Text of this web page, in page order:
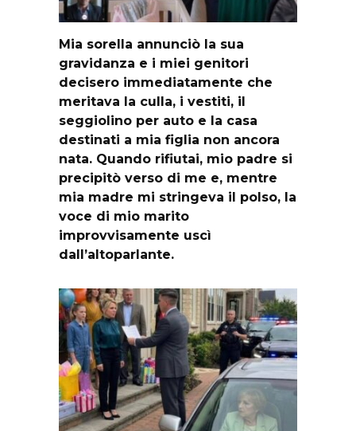
Mia sorella annunciò la sua
gravidanza e i miei genitori
decisero immediatamente che
meritava la culla, i vestiti, il
seggiolino per auto e la casa
destinati a mia figlia non ancora
nata. Quando rifiutai, mio padre si
precipitò verso di me e, mentre
mia madre mi stringeva il polso, la
voce di mio marito
improvvisamente uscì
dall’altoparlante.